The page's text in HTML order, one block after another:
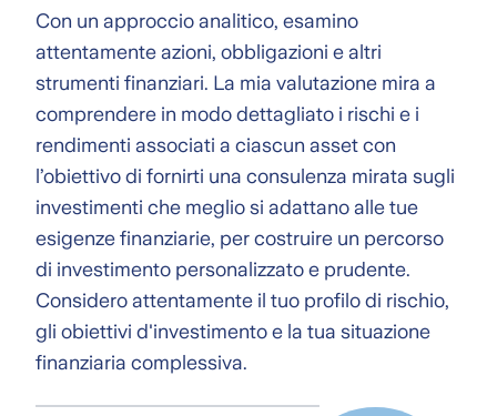
Con un approccio analitico, esamino
attentamente azioni, obbligazioni e altri
strumenti finanziari. La mia valutazione mira a
comprendere in modo dettagliato i rischi e i
rendimenti associati a ciascun asset con
l’obiettivo di fornirti una consulenza mirata sugli
investimenti che meglio si adattano alle tue
esigenze finanziarie, per costruire un percorso
di investimento personalizzato e prudente.
Considero attentamente il tuo profilo di rischio,
gli obiettivi d'investimento e la tua situazione
finanziaria complessiva.